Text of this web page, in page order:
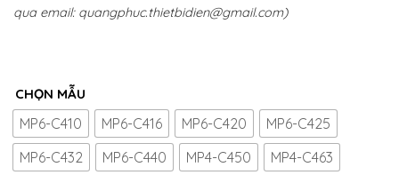
qua email: quangphuc.thietbidien@gmail.com)
CHỌN MẪU
MP6-C410 MP6-C416 MP6-C420
MP6-C425
MP6-C432
MP6-C440 MP4-C450 MP4-C463